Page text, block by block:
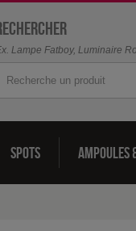
Lampe Fatboy, Luminaire
Spots Ampoules